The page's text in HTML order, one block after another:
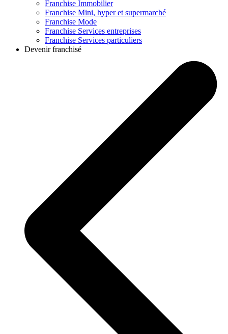
Franchise Immobilier
Franchise Mini, hyper et supermarché
Franchise Mode
Franchise Services entreprises
Franchise Services particuliers
Devenir franchisé